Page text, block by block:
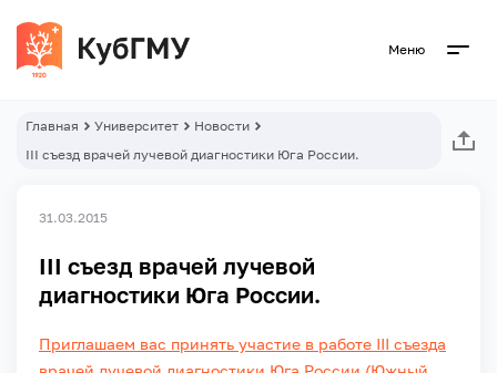
Меню
Главная Университет
Новости
III съезд врачей лучевой диагностики Юга России.
31.03.2015
III съезд врачей лучевой
диагностики Юга России.
Приглашаем вас принять участие в работе III съезда